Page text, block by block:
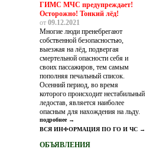
ГИМС МЧС предупреждает!
Осторожно! Тонкий лёд!
от 09.12.2021
Многие люди пренебрегают
собственной безопасностью,
выезжая на лёд, подвергая
смертельной опасности себя и
своих пассажиров, тем самым
пополняя печальный список.
Осенний период, во время
которого происходит нестабильный
ледостав, является наиболее
опасным для нахождения на льду.
подробнее →
ВСЯ ИНФОРМАЦИЯ ПО ГО И ЧС →
ОБЪЯВЛЕНИЯ